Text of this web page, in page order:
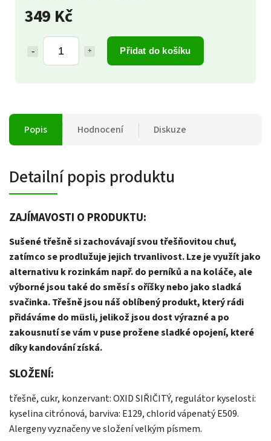
349 Kč
Přidat do košíku
Popis Hodnocení Diskuze
Detailní popis produktu
ZAJÍMAVOSTI O PRODUKTU:
Sušené třešně si zachovávají svou třešňovitou chuť,
zatímco se prodlužuje jejich trvanlivost. Lze je využít jako
alternativu k rozinkám např. do perníků a na koláče, ale
výborné jsou také do směsí s oříšky nebo jako sladká
svačinka. Třešně jsou náš oblíbený produkt, který rádi
přidáváme do müsli, jelikož jsou dost výrazné a po
zakousnutí se vám v puse prožene sladké opojení, které
díky kandování získá.
SLOŽENÍ:
třešně, cukr, konzervant: OXID SIŘIČITÝ, regulátor kyselosti:
kyselina citrónová, barviva: E129, chlorid vápenatý E509.
Alergeny vyznačeny ve složení velkým písmem.